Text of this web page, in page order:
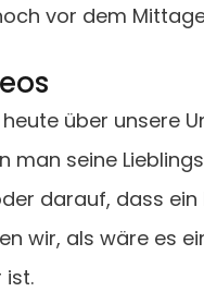
vor dem
über unsere
man seine
darauf, dass ein
wir, als wäre es
ist.